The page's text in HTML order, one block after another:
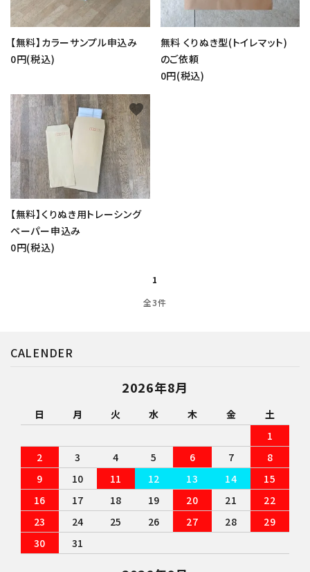
【無料】カラーサンプル申込み
0円(税込)
無料 くりぬき型(トイレマット)
のご依頼
0円(税込)
【無料】くりぬき用トレーシング
ペーパー申込み
0円(税込)
favorite
1
全3件
キーワード
CALENDER
2026年8月
日 月 火 水 木 金
土
1
2
3 4 5 6 7
8
9
10 11 12 13 14
15
16
17 18 19 20 21
22
23
24 25 26 27 28
29
30
31